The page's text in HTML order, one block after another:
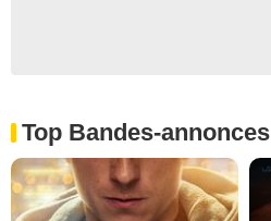
Top Bandes-annonces